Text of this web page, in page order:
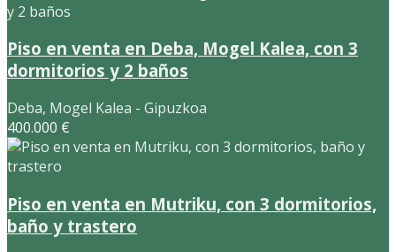
Piso en venta en Deba, Mogel Kalea, con 3
dormitorios y 2 baños
Deba, Mogel Kalea - Gipuzkoa
400.000 €
Piso en venta en Mutriku, con 3 dormitorios,
baño y trastero